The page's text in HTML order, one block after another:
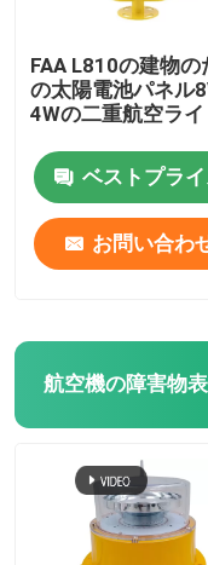
太陽動力を与え
航空機の障害物表
ヘリポートの着陸
海洋のランタン
太陽交通警報灯
空港滑走路ライト
障害物表示燈の
FAA L810の建物の
の太陽電池パネル
4Wの二重航空ライ
ベストプラ
お問い合わ
航空機の障害物